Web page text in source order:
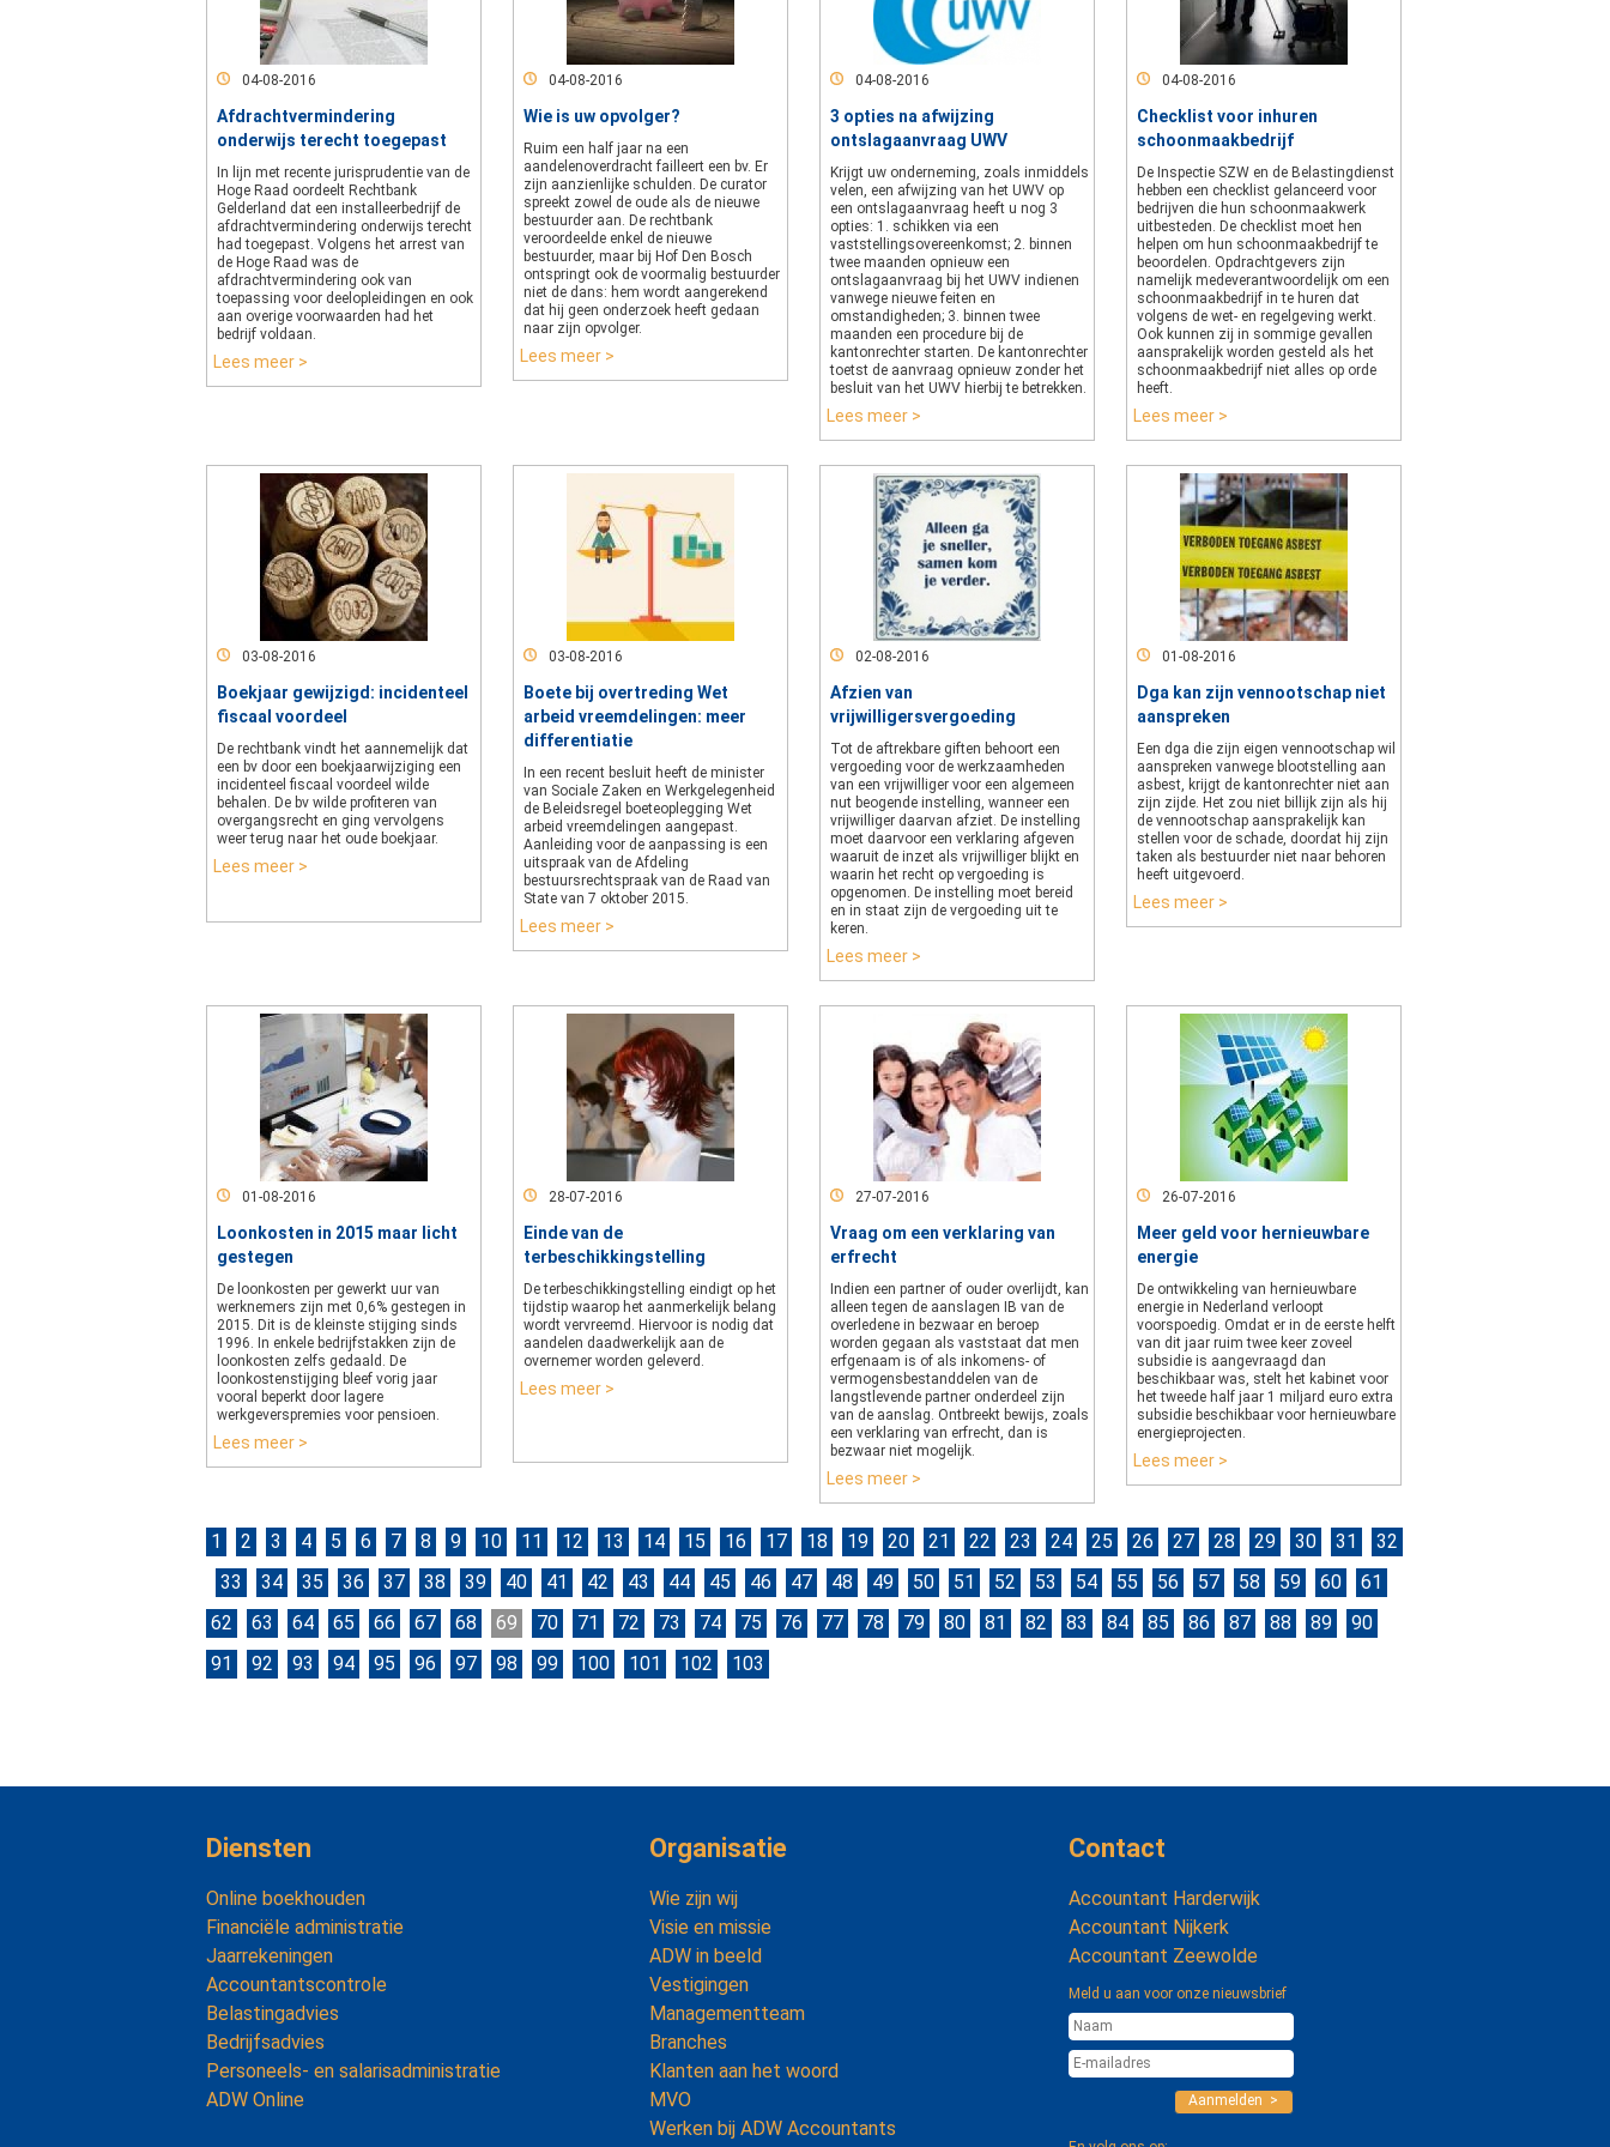
04-08-2016
Afdrachtvermindering
onderwijs terecht toegepast
In lijn met recente jurisprudentie van de
Hoge Raad oordeelt Rechtbank
Gelderland dat een installeerbedrijf de
afdrachtvermindering onderwijs terecht
had toegepast. Volgens het arrest van
de Hoge Raad was de
afdrachtvermindering ook van
toepassing voor deelopleidingen en ook
aan overige voorwaarden had het
bedrijf voldaan.
Lees meer >
04-08-2016
Wie is uw opvolger?
Ruim een half jaar na een
aandelenoverdracht failleert een bv. Er
zijn aanzienlijke schulden. De curator
spreekt zowel de oude als de nieuwe
bestuurder aan. De rechtbank
veroordeelde enkel de nieuwe
bestuurder, maar bij Hof Den Bosch
ontspringt ook de voormalig bestuurder
niet de dans: hem wordt aangerekend
dat hij geen onderzoek heeft gedaan
naar zijn opvolger.
Lees meer >
04-08-2016
3 opties na afwijzing
ontslagaanvraag UWV
Krijgt uw onderneming, zoals inmiddels
velen, een afwijzing van het UWV op
een ontslagaanvraag heeft u nog 3
opties: 1. schikken via een
vaststellingsovereenkomst; 2. binnen
twee maanden opnieuw een
ontslagaanvraag bij het UWV indienen
vanwege nieuwe feiten en
omstandigheden; 3. binnen twee
maanden een procedure bij de
kantonrechter starten. De kantonrechter
toetst de aanvraag opnieuw zonder het
besluit van het UWV hierbij te betrekken.
Lees meer >
04-08-2016
Checklist voor inhuren
schoonmaakbedrijf
De Inspectie SZW en de Belastingdienst
hebben een checklist gelanceerd voor
bedrijven die hun schoonmaakwerk
uitbesteden. De checklist moet hen
helpen om hun schoonmaakbedrijf te
beoordelen. Opdrachtgevers zijn
namelijk medeverantwoordelijk om een
schoonmaakbedrijf in te huren dat
volgens de wet- en regelgeving werkt.
Ook kunnen zij in sommige gevallen
aansprakelijk worden gesteld als het
schoonmaakbedrijf niet alles op orde
heeft.
Lees meer >
03-08-2016
Boekjaar gewijzigd: incidenteel
fiscaal voordeel
De rechtbank vindt het aannemelijk dat
een bv door een boekjaarwijziging een
incidenteel fiscaal voordeel wilde
behalen. De bv wilde profiteren van
overgangsrecht en ging vervolgens
weer terug naar het oude boekjaar.
Lees meer >
03-08-2016
Boete bij overtreding Wet
arbeid vreemdelingen: meer
differentiatie
In een recent besluit heeft de minister
van Sociale Zaken en Werkgelegenheid
de Beleidsregel boeteoplegging Wet
arbeid vreemdelingen aangepast.
Aanleiding voor de aanpassing is een
uitspraak van de Afdeling
bestuursrechtspraak van de Raad van
State van 7 oktober 2015.
Lees meer >
02-08-2016
Afzien van
vrijwilligersvergoeding
Tot de aftrekbare giften behoort een
vergoeding voor de werkzaamheden
van een vrijwilliger voor een algemeen
nut beogende instelling, wanneer een
vrijwilliger daarvan afziet. De instelling
moet daarvoor een verklaring afgeven
waaruit de inzet als vrijwilliger blijkt en
waarin het recht op vergoeding is
opgenomen. De instelling moet bereid
en in staat zijn de vergoeding uit te
keren.
Lees meer >
01-08-2016
Dga kan zijn vennootschap niet
aanspreken
Een dga die zijn eigen vennootschap wil
aanspreken vanwege blootstelling aan
asbest, krijgt de kantonrechter niet aan
zijn zijde. Het zou niet billijk zijn als hij
de vennootschap aansprakelijk kan
stellen voor de schade, doordat hij zijn
taken als bestuurder niet naar behoren
heeft uitgevoerd.
Lees meer >
01-08-2016
Loonkosten in 2015 maar licht
gestegen
De loonkosten per gewerkt uur van
werknemers zijn met 0,6% gestegen in
2015. Dit is de kleinste stijging sinds
1996. In enkele bedrijfstakken zijn de
loonkosten zelfs gedaald. De
loonkostenstijging bleef vorig jaar
vooral beperkt door lagere
werkgeverspremies voor pensioen.
Lees meer >
28-07-2016
Einde van de
terbeschikkingstelling
De terbeschikkingstelling eindigt op het
tijdstip waarop het aanmerkelijk belang
wordt vervreemd. Hiervoor is nodig dat
aandelen daadwerkelijk aan de
overnemer worden geleverd.
Lees meer >
27-07-2016
Vraag om een verklaring van
erfrecht
Indien een partner of ouder overlijdt, kan
alleen tegen de aanslagen IB van de
overledene in bezwaar en beroep
worden gegaan als vaststaat dat men
erfgenaam is of als inkomens- of
vermogensbestanddelen van de
langstlevende partner onderdeel zijn
van de aanslag. Ontbreekt bewijs, zoals
een verklaring van erfrecht, dan is
bezwaar niet mogelijk.
Lees meer >
26-07-2016
Meer geld voor hernieuwbare
energie
De ontwikkeling van hernieuwbare
energie in Nederland verloopt
voorspoedig. Omdat er in de eerste helft
van dit jaar ruim twee keer zoveel
subsidie is aangevraagd dan
beschikbaar was, stelt het kabinet voor
het tweede half jaar 1 miljard euro extra
subsidie beschikbaar voor hernieuwbare
energieprojecten.
Lees meer >
1 2 3 4 5 6 7 8 9 10 11 12 13 14 15 16 17 18 19 20 21 22 23 24 25 26 27 28 29 30 31
32
33
34 35 36 37 38 39 40 41 42 43 44 45 46 47 48 49 50 51 52 53 54 55 56 57 58 59 60
61
62
63 64 65 66 67 68 69 70 71 72 73 74 75 76 77 78 79 80 81 82 83 84 85 86 87 88 89
90
91
92 93 94 95 96 97 98 99 100 101 102 103
Diensten
Online boekhouden
Financiële administratie
Jaarrekeningen
Accountantscontrole
Belastingadvies
Bedrijfsadvies
Personeels- en salarisadministratie
ADW Online
Organisatie
Wie zijn wij
Visie en missie
ADW in beeld
Vestigingen
Managementteam
Branches
Klanten aan het woord
MVO
Werken bij ADW Accountants
Contact
Accountant Harderwijk
Accountant Nijkerk
Accountant Zeewolde
Meld u aan voor onze nieuwsbrief
Aanmelden >